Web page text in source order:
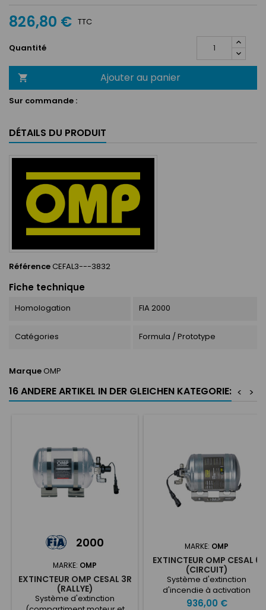
826,80 € TTC
Quantité
 Ajouter au panier
Sur commande :
DÉTAILS DU PRODUIT
RéférenceCEFAL3---3832
Fiche technique
Homologation FIA 2000
Catégories Formula / Prototype
MarqueOMP
16 ANDERE ARTIKEL IN DER GLEICHEN KATEGORIE: >
<
2000
MARKE: OMP
EXTINCTEUR OMP CESAL 3R
(RALLYE)
Système d'extinction
MARKE: OMP
EXTINCTEUR OMP CESAL 6
(CIRCUIT)
Système d'extinction
d'incendie à activation
électrique conçu pour les
Preis
936,00 €